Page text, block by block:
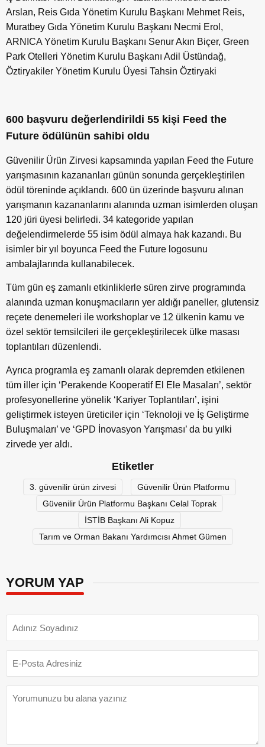
Arslan, Reis Gıda Yönetim Kurulu Başkanı Mehmet Reis,
Muratbey Gıda Yönetim Kurulu Başkanı Necmi Erol,
ARNICA Yönetim Kurulu Başkanı Senur Akın Biçer, Green
Park Otelleri Yönetim Kurulu Başkanı Adil Üstündağ,
Öztiryakiler Yönetim Kurulu Üyesi Tahsin Öztiryaki
600 başvuru değerlendirildi 55 kişi Feed the
Future ödülünün sahibi oldu
Güvenilir Ürün Zirvesi kapsamında yapılan Feed the Future
yarışmasının kazananları günün sonunda gerçekleştirilen
ödül töreninde açıklandı. 600 ün üzerinde başvuru alınan
yarışmanın kazananlarını alanında uzman isimlerden oluşan
120 jüri üyesi belirledi. 34 kategoride yapılan
değelendirmelerde 55 isim ödül almaya hak kazandı. Bu
isimler bir yıl boyunca Feed the Future logosunu
ambalajlarında kullanabilecek.
Tüm gün eş zamanlı etkinliklerle süren zirve programında
alanında uzman konuşmacıların yer aldığı paneller, glutensiz
reçete denemeleri ile workshoplar ve 12 ülkenin kamu ve
özel sektör temsilcileri ile gerçekleştirilecek ülke masası
toplantıları düzenlendi.
Ayrıca programla eş zamanlı olarak depremden etkilenen
tüm iller için ‘Perakende Kooperatif El Ele Masaları’, sektör
profesyonellerine yönelik ‘Kariyer Toplantıları’, işini
geliştirmek isteyen üreticiler için ‘Teknoloji ve İş Geliştirme
Buluşmaları’ ve ‘GPD İnovasyon Yarışması’ da bu yılki
zirvede yer aldı.
Etiketler
3. güvenilir ürün zirvesi
Güvenilir Ürün Platformu
Güvenilir Ürün Platformu Başkanı Celal Toprak
İSTİB Başkanı Ali Kopuz
Tarım ve Orman Bakanı Yardımcısı Ahmet Gümen
YORUM YAP